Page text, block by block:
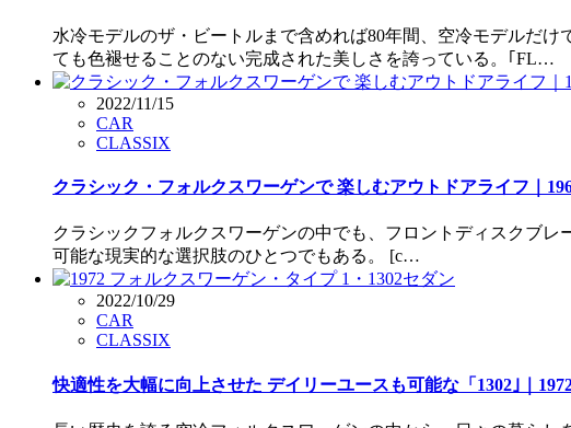
水冷モデルのザ・ビートルまで含めれば80年間、空冷モデルだ
ても色褪せることのない完成された美しさを誇っている。｢FL…
2022/11/15
CAR
CLASSIX
クラシック・フォルクスワーゲンで 楽しむアウトドアライフ｜
クラシックフォルクスワーゲンの中でも、フロントディスクブ
可能な現実的な選択肢のひとつでもある。 [c…
2022/10/29
CAR
CLASSIX
快適性を大幅に向上させた デイリーユースも可能な「1302｣｜